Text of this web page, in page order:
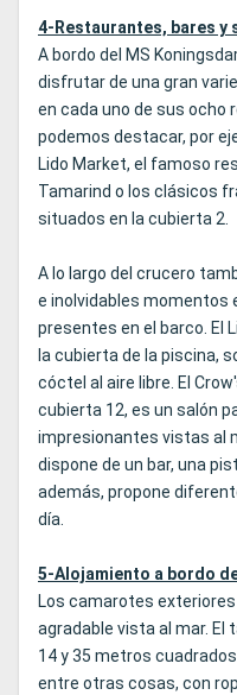
4-Restaurantes, bares y
A bordo del MS
disfrutar de una gran
en cada uno de sus ocho
podemos destacar, por
Lido Market, el famoso
Tamarind o los clásicos
situados en la cubierta 2.
A lo largo del crucero
e inolvidables momentos
presentes en el barco. El
la cubierta de la piscina,
cóctel al aire libre. El
cubierta 12, es un salón
impresionantes vistas al
dispone de un bar, una
además, propone
día.
5-Alojamiento a bordo
Los camarotes
agradable vista al mar. El
14 y 35 metros
entre otras cosas, con